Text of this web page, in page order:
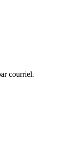
courriel.